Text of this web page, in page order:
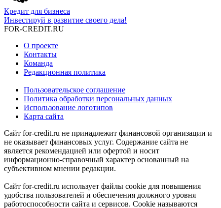
Кредит для бизнеса
Инвестируй в развитие своего дела!
FOR-CREDIT.RU
О проекте
Контакты
Команда
Редакционная политика
Пользовательское соглашение
Политика обработки персональных данных
Использование логотипов
Карта сайта
Сайт for-credit.ru не принадлежит финансовой организации и
не оказывает финансовых услуг. Содержание сайта не
является рекомендацией или офертой и носит
информационно-справочный характер основанный на
субъективном мнении редакции.
Сайт for-credit.ru использует файлы cookie для повышения
удобства пользователей и обеспечения должного уровня
работоспособности сайта и сервисов. Cookie называются